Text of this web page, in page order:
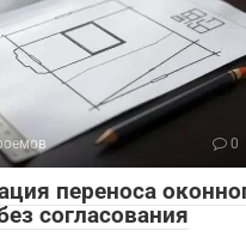
0
переноса
согласования